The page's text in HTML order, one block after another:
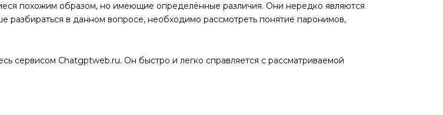
похожим образом, но имеющие определённые различия. Они нередко являются
в данном вопросе, необходимо рассмотреть понятие паронимов,
сервисом Chatgptweb.ru. Он быстро и легко справляется с рассматриваемой